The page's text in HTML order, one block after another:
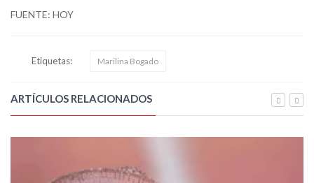
FUENTE: HOY
Etiquetas: Marilina Bogado
ARTÍCULOS RELACIONADOS